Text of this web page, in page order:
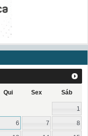
Qui Sex Sáb
1
6 7 8